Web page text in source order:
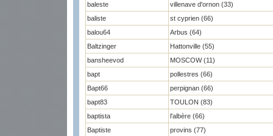
baleste
villenave d'ornon (33)
baliste
st cyprien (66)
balou64
Arbus (64)
Baltzinger
Hattonville (55)
bansheevod
MOSCOW (11)
bapt
pollestres (66)
Bapt66
perpignan (66)
bapt83
TOULON (83)
baptista
l'albère (66)
Baptiste
provins (77)